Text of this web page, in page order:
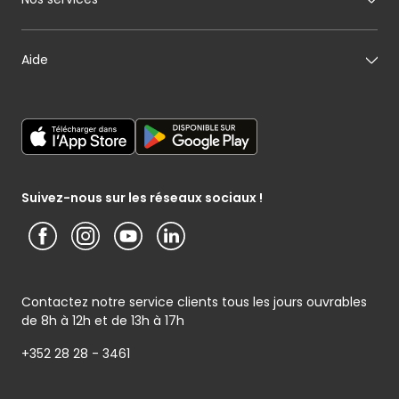
Suivez-nous sur les réseaux sociaux !
Contactez notre service clients tous les jours ouvrables
de 8h à 12h et de 13h à 17h
+352 28 28 - 3461
Mon maraîcher
Media / Presse
Présentation du groupe (PDF)
Carte cadeau
Service photo
Aide
Conditions générales – Site www.cactus.lu
Notice d’information Cactus et Caterman (de Schnékert
Conditions générales de garantie